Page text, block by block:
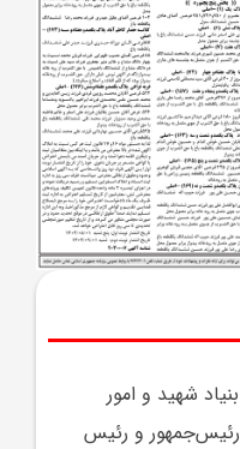
شهيد و امور
رئيس‌جمهور و رئيس